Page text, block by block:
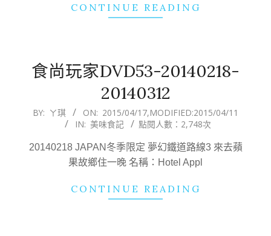
CONTINUE READING
食尚玩家DVD53-20140218-
20140312
2015-
17
BY: ㄚ琪 ON: 2015/04/17,MODIFIED:2015/04/11
IN: 美味食記 點閱人數：2,748次
20140218 JAPAN冬季限定 夢幻鐵道路線3 來去蘋
果故鄉住一晚 名稱：Hotel Appl
CONTINUE READING